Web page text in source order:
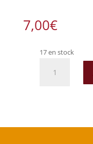
7,00€
17 en stock